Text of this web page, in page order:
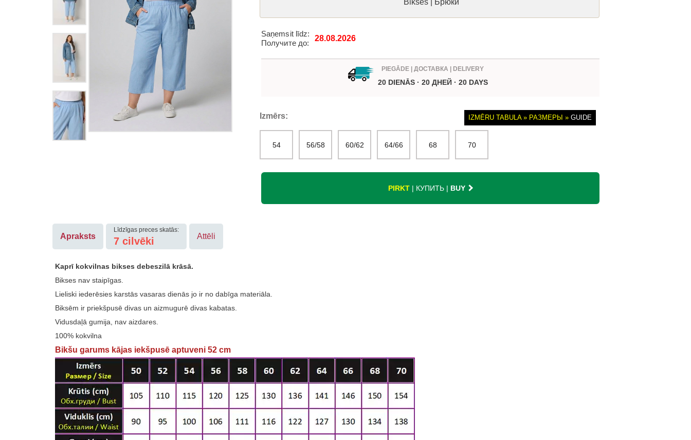
Saņemsit līdz:
Получите до:
28.08.2026
PIEGĀDE | ДОСТАВКА | DELIVERY
20 DIENĀS · 20 ДНЕЙ · 20 DAYS
IZMĒRU TABULA » РАЗМЕРЫ » GUIDE
Izmērs:
54 56/58 60/62 64/66 68 70
PIRKT | КУПИТЬ | BUY
Apraksts
Līdzīgas preces skatās:
7 cilvēki Attēli
Kaprī kokvilnas bikses debeszilā krāsā.
Bikses nav staipīgas.
Lieliski iederēsies karstās vasaras dienās jo ir no dabīga materiāla.
Biksēm ir priekšpusē divas un aizmugurē divas kabatas.
Vidusdaļā gumija, nav aizdares.
100% kokvilna
Bikšu garums kājas iekšpusē aptuveni 52 cm